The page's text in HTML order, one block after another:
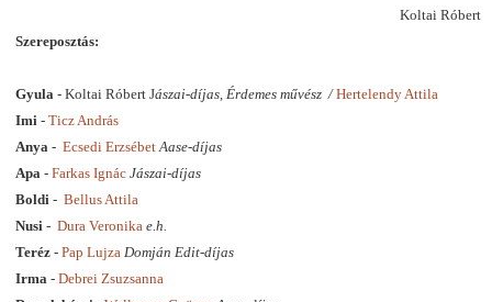
Koltai Róbert
Szereposztás:
Gyula - Koltai Róbert Jászai-díjas, Érdemes művész /Hertelendy Attila
Imi - Ticz András
Anya - Ecsedi Erzsébet Aase-díjas
Apa - Farkas Ignác Jászai-díjas
Boldi - Bellus Attila
Nusi - Dura Veronika e.h.
Teréz - Pap Lujza Domján Edit-díjas
Irma - Debrei Zsuzsanna